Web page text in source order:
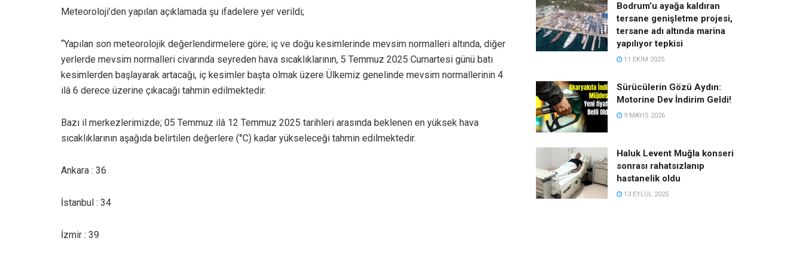
Meteoroloji’den yapılan açıklamada şu ifadelere yer verildi;
“Yapılan son meteorolojik değerlendirmelere göre; iç ve doğu kesimlerinde mevsim normalleri altında, diğer
yerlerde mevsim normalleri civarında seyreden hava sıcaklıklarının, 5 Temmuz 2025 Cumartesi günü batı
kesimlerden başlayarak artacağı, iç kesimler başta olmak üzere Ülkemiz genelinde mevsim normallerinin 4
ilâ 6 derece üzerine çıkacağı tahmin edilmektedir.
Bazı il merkezlerimizde; 05 Temmuz ilâ 12 Temmuz 2025 tarihleri arasında beklenen en yüksek hava
sıcaklıklarının aşağıda belirtilen değerlere (°C) kadar yükseleceği tahmin edilmektedir.
Ankara : 36
İstanbul : 34
İzmir : 39
Bodrum’u ayağa kaldıran
tersane genişletme projesi,
tersane adı altında marina
yapılıyor tepkisi
11 EKIM 2025
Sürücülerin Gözü Aydın:
Motorine Dev İndirim Geldi!
9 MAYIS 2026
Haluk Levent Muğla konseri
sonrası rahatsızlanıp
hastanelik oldu
13 EYLÜL 2025